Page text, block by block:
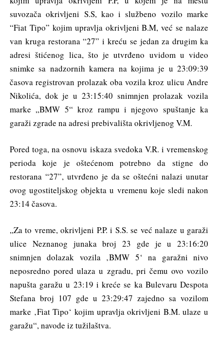
suvozača okrivljeni S.S, kao i službeno vozilo marke
“Fiat Tipo” kojim upravlja okrivljeni B.M, već se nalaze
van kruga restorana “27” i kreću se jedan za drugim ka
adresi štićenog lica, što je utvrđeno uvidom u video
snimke sa nadzornih kamera na kojima je u 23:09:39
časova registrovan prolazak oba vozila kroz ulicu Andre
Nikolića, dok je u 23:15:40 snimnjen prolazak vozila
marke „BMW 5“ kroz rampu i njegovo spuštanje ka
garaži zgrade na adresi prebivališta okrivljenog V.M.
Pored toga, na osnovu iskaza svedoka V.R. i vremenskog
perioda koje je oštećenom potrebno da stigne do
restorana “27”, utvrđeno je da se oštećni nalazi unutar
ovog ugostiteljskog objekta u vremenu koje sledi nakon
23:14 časova.
„Za to vreme, okrivljeni P.P. i S.S. se već nalaze u garaži
ulice Neznanog junaka broj 23 gde je u 23:16:20
snimnjen dolazak vozila ‚BMW 5‘ na garažni nivo
neposredno pored ulaza u zgradu, pri čemu ovo vozilo
napušta garažu u 23:19 i kreće se ka Bulevaru Despota
Stefana broj 107 gde u 23:29:47 zajedno sa vozilom
marke ‚Fiat Tipo‘ kojim upravlja okrivljeni B.M. ulaze u
garažu“, navode iz tužilaštva.